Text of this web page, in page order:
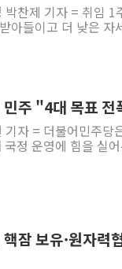
찬제 기자 = 취임
아들이고 더 낮은 자
주 "4대 목표
자 = 더불어민주당
정 운영에 힘을 실
잠 보유·원자